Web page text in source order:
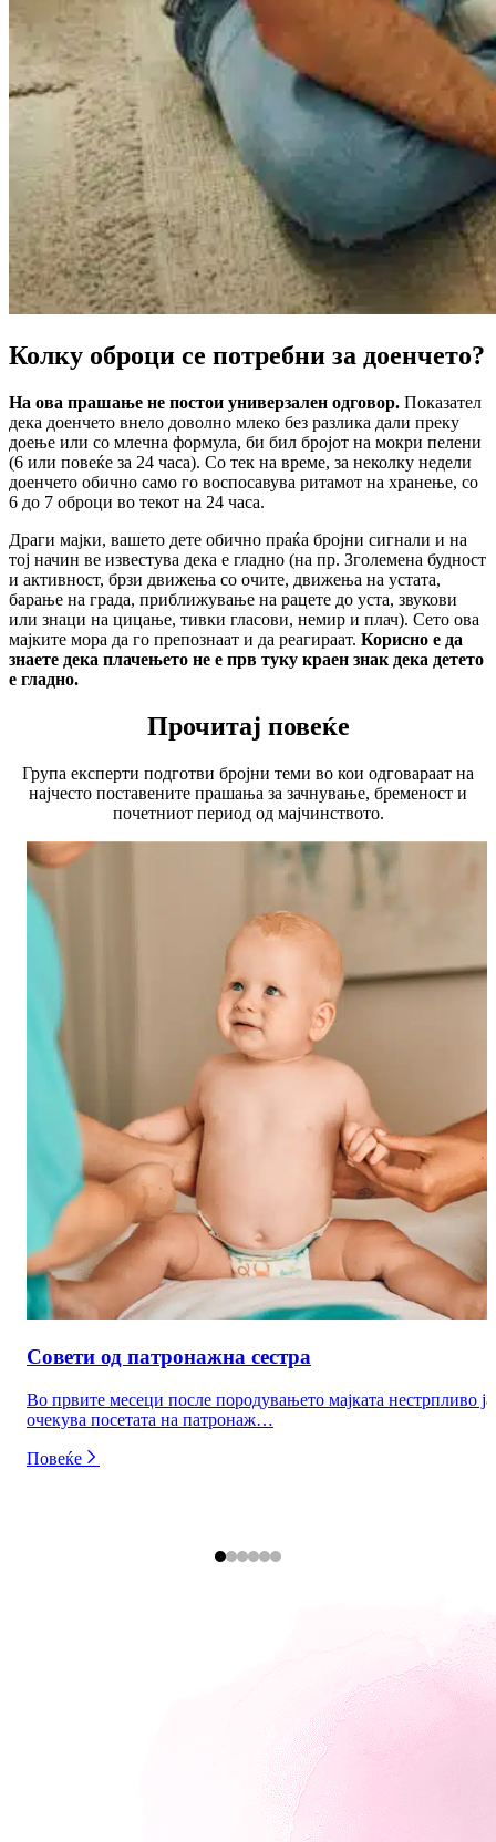
Колку оброци се потребни за доенчето?
На ова прашање не постои универзален одговор. Показател
дека доенчето внело доволно млеко без разлика дали преку
доење или со млечна формула, би бил бројот на мокри пелени
(6 или повеќе за 24 часа). Со тек на време, за неколку недели
доенчето обично само го воспосавува ритамот на хранење, со
6 до 7 оброци во текот на 24 часа.
Драги мајки, вашето дете обично праќа бројни сигнали и на
тој начин ве известува дека е гладно (на пр. Зголемена будност
и активност, брзи движења со очите, движења на устата,
барање на града, приближување на рацете до уста, звукови
или знаци на цицање, тивки гласови, немир и плач). Сето ова
мајките мора да го препознаат и да реагираат. Корисно е да
знаете дека плачењето не е прв туку краен знак дека детето
е гладно.
Прочитај повеќе
Група експерти подготви бројни теми во кои одговараат на
најчесто поставените прашања за зачнување, бременост и
почетниот период од мајчинството.
Совети од патронажна сестра
Во првите месеци после породувањето мајката нестрпливо ја
очекува посетата на патронаж…
Повеќе